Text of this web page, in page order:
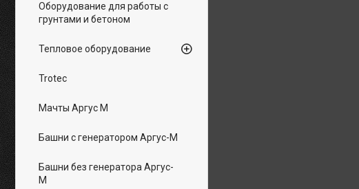
Оборудование для работы с
грунтами и бетоном
Тепловое оборудование
Trotec
Мачты Аргус М
Башни с генератором Аргус-М
Башни без генератора Аргус-
М